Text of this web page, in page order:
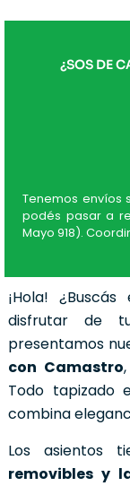
¿SOS DE
Tenemos envíos
podés pasar a
Mayo 918).
¡Hola!
disfrutar de
presentamos
con Camastro
Todo tapizado
combina
Los asientos
removibles y